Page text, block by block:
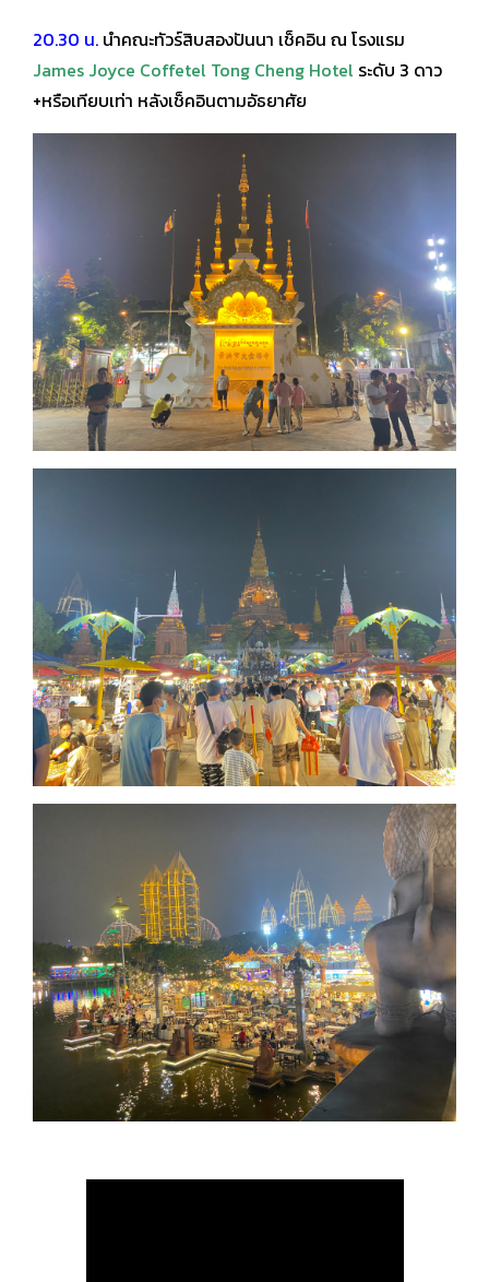
20.30 น. นำคณะทัวร์สิบสองปันนา เช็คอิน ณ โรงแรม
James Joyce Coffetel Tong Cheng Hotel ระดับ 3 ดาว
+หรือเทียบเท่า หลังเช็คอินตามอัธยาศัย